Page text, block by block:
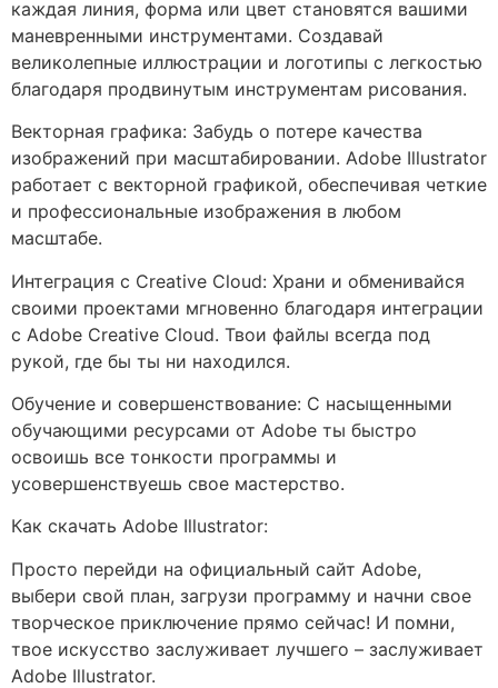
каждая линия, форма или цвет становятся вашими
маневренными инструментами. Создавай
великолепные иллюстрации и логотипы с легкостью
благодаря продвинутым инструментам рисования.
Векторная графика: Забудь о потере качества
изображений при масштабировании. Adobe Illustrator
работает с векторной графикой, обеспечивая четкие
и профессиональные изображения в любом
масштабе.
Интеграция с Creative Cloud: Храни и обменивайся
своими проектами мгновенно благодаря интеграции
с Adobe Creative Cloud. Твои файлы всегда под
рукой, где бы ты ни находился.
Обучение и совершенствование: С насыщенными
обучающими ресурсами от Adobe ты быстро
освоишь все тонкости программы и
усовершенствуешь свое мастерство.
Как скачать Adobe Illustrator:
Просто перейди на официальный сайт Adobe,
выбери свой план, загрузи программу и начни свое
творческое приключение прямо сейчас! И помни,
твое искусство заслуживает лучшего – заслуживает
Adobe Illustrator.